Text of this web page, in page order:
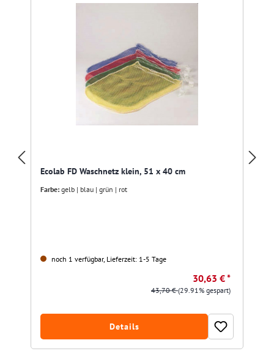
Ecolab FD Waschnetz klein, 51 x 40 cm
Farbe: gelb | blau | grün | rot
noch 1 verfügbar, Lieferzeit: 1-5 Tage
30,63 € *
43,70 €(29.91% gespart)
Details